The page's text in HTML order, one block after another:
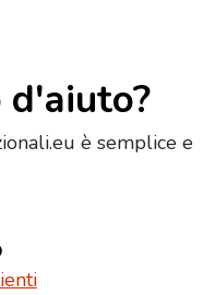
d'aiuto?
è semplice e